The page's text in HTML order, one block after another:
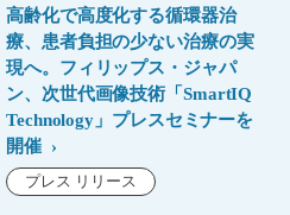
高齢化で高度化する循環器治
療、患者負担の少ない治療の実
現へ。フィリップス・ジャパ
ン、次世代画像技術「SmartIQ
Technology」プレスセミナーを
開催
プレス リリース